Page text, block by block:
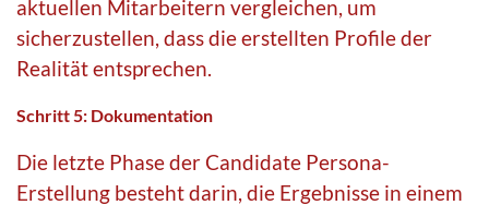
aktuellen Mitarbeitern vergleichen, um
sicherzustellen, dass die erstellten Profile der
Realität entsprechen.
Schritt 5: Dokumentation
Die letzte Phase der Candidate Persona-
Erstellung besteht darin, die Ergebnisse in einem